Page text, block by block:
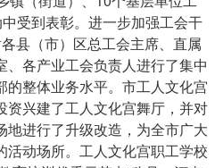
受到表彰。进一步加强工会干
县（市）区总工会主席、直属
各产业工会负责人进行了集中
的整体业务水平。市工人文化宫
资兴建了工人文化宫舞厅，并对
地进行了升级改造，为全市广大
活动场所。工人文化宫职工学校